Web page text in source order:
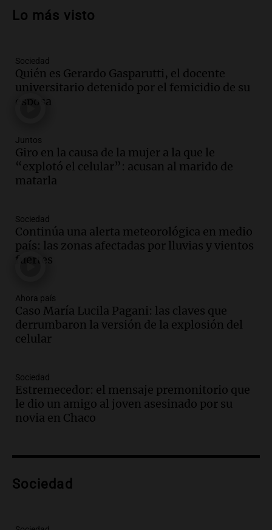
ley de propiedad privada
Audio.
en Rosario contra la ley de Propiedad
Privada.
Viva la Radio Rosario
Audio.
la ley de Propiedad Privada debatida en
el Senado.
Viva la Radio Rosario
por la Ley de Tierras: "Construyeron un
relato mentiroso"
Informados al regreso
Episodios
gran expo, con concurso de panificados
y actividades destacadas
Panorama Federal
Episodios
violó libertad condicional al ir al
Mundial de Atlanta
Panorama Federal
Episodios
programa de movilidad sustentable
Episodios
Lo más visto
Sociedad
Quién es Gerardo Gasparutti, el docente
universitario detenido por el femicidio de su
esposa
Juntos
Giro en la causa de la mujer a la que le
“explotó el celular”: acusan al marido de
matarla
Sociedad
Continúa una alerta meteorológica en medio
país: las zonas afectadas por lluvias y vientos
fuertes
Ahora país
Caso María Lucila Pagani: las claves que
derrumbaron la versión de la explosión del
celular
Sociedad
Estremecedor: el mensaje premonitorio que
le dio un amigo al joven asesinado por su
novia en Chaco
Sociedad